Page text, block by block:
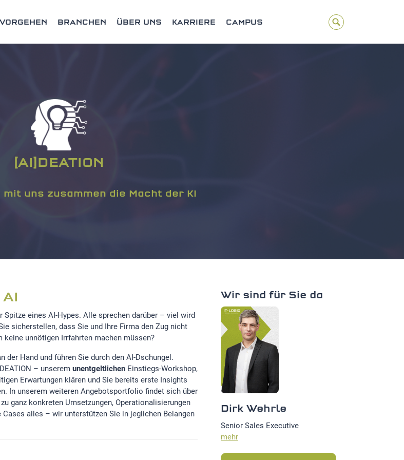
VORGEHEN BRANCHEN ÜBER UNS KARRIERE CAMPUS
[AI]DEATION
mit uns zusammen die Macht der KI
Spitze eines AI-Hypes. Alle sprechen darüber – viel wird
sicherstellen, dass Sie und Ihre Firma den Zug nicht
keine unnötigen Irrfahrten machen müssen?
der Hand und führen Sie durch den AI-Dschungel.
– unserem unentgeltlichen Einstiegs-Workshop,
Erwartungen klären und Sie bereits erste Insights
In unserem weiteren Angebotsportfolio findet sich über
ganz konkreten Umsetzungen, Operationalisierungen
Cases alles – wir unterstützen Sie in jeglichen Belangen
Wir sind für Sie da
Dirk Wehrle
Senior Sales Executive
mehr